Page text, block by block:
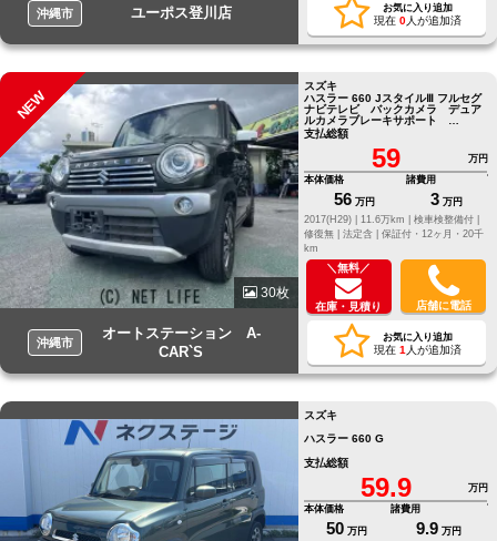
沖縄市 ユーポス登川店 お気に入り追加
現在 0人が追加済
NEW
30枚
沖縄市
オートステーション A-
CAR`S
スズキ
ハスラー 660 JスタイルⅢ フルセグ
ナビテレビ バックカメラ デュア
ルカメラブレーキサポート
Bluetooth ETC
支払総額
59
万円
本体価格
56 万円
諸費用
3 万円
2017(H29) |
11.6万km |
検車検整備付 |
修復無 | 法定含 | 保証付・12ヶ月・20千
km
＼無料／
在庫・見積り 店舗に電話
お気に入り追加
現在 1 人が追加済
スズキ
ハスラー 660 G
支払総額
59.9
万円
本体価格
50 万円
諸費用
9.9 万円